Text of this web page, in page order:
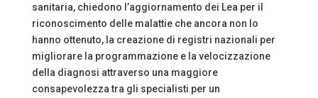
sanitaria, chiedono l’aggiornamento dei Lea per il
riconoscimento delle malattie che ancora non lo
hanno ottenuto, la creazione di registri nazionali per
migliorare la programmazione e la velocizzazione
della diagnosi attraverso una maggiore
consapevolezza tra gli specialisti per un